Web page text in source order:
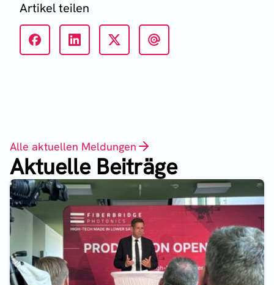
Artikel teilen
Alle aktuellen Meldungen
Aktuelle Beiträge